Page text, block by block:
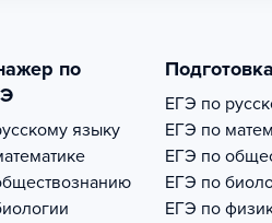
по
языку
ЕГЭ по
ЕГЭ по
ЕГЭ по
ЕГЭ по
ЕГЭ по